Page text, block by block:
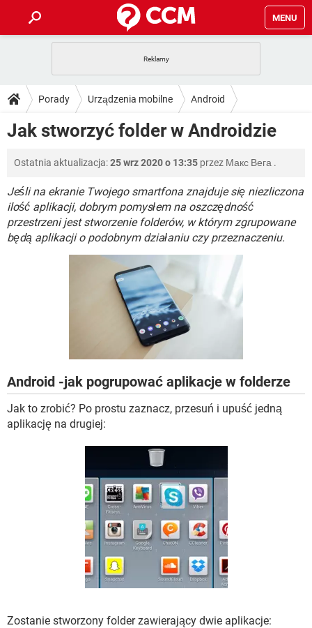
MENU
GRY WHATSAPP
SPOTIFY NETFLIX
PORADY
PlayStation TIKTOK
GRY WHATSAPP
SPOTIFY NETFLIX
INSTAGRAM FACEBOOK
WINDOWS 10
DO POBRANIA
IOS NETFLIX
INSTAGRAM FACEBOOK
WINDOWS 10
FORUM
COVID-19
GRY WHATSAPP
SPOTIFY NETFLIX
FACEBOOK
ARTYKUŁY
COVID-19 TIKTOK
GRY WHATSAPP
FACEBOOK
Porady Urządzenia mobilne Android
Jak stworzyć folder w Androidzie
Ostatnia aktualizacja:25 wrz 2020 o 13:35 przez Макс Вега .
Jeśli na ekranie Twojego smartfona znajduje się niezliczona
ilość aplikacji, dobrym pomysłem na oszczędność
przestrzeni jest stworzenie folderów, w którym zgrupowane
będą aplikacji o podobnym działaniu czy przeznaczeniu.
Android -jak pogrupować aplikacje w folderze
Jak to zrobić? Po prostu zaznacz, przesuń i upuść jedną
aplikację na drugiej:
Zostanie stworzony folder zawierający dwie aplikacje: